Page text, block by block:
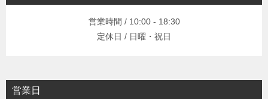
営業時間 / 10:00 - 18:30
定休日 / 日曜・祝日
営業日